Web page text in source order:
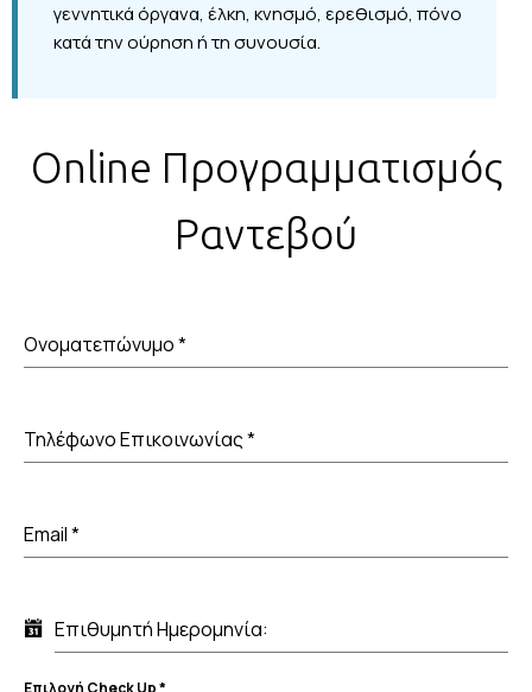
γεννητικά όργανα, έλκη, κνησμό, ερεθισμό, πόνο
κατά την ούρηση ή τη συνουσία.
Online Προγραμματισμός
Ραντεβού
Ονοματεπώνυμο*
Τηλέφωνο Επικοινωνίας*
Email*
Επιθυμητή Ημερομηνία: